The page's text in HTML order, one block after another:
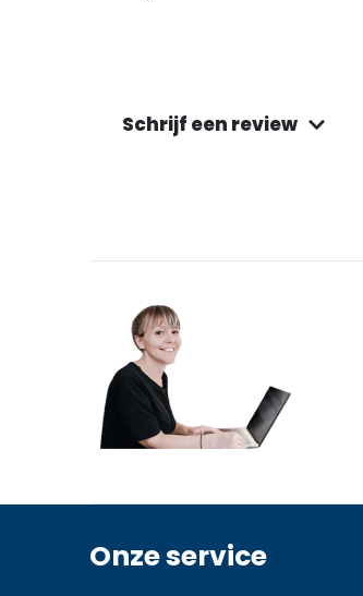
Schrijf een review
Onze service